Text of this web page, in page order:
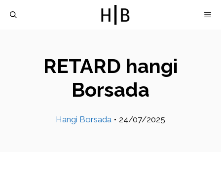
RETARD hangi
Borsada
Hangi Borsada • 24/07/2025